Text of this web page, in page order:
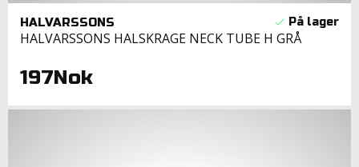
HALVARSSONS
HALVARSSONS HALSKRAGE NECK TUBE H GRÅ
197Nok